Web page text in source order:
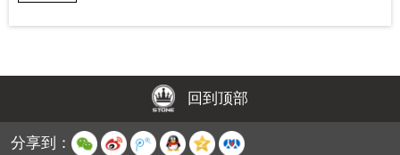
回到顶部
分享到：